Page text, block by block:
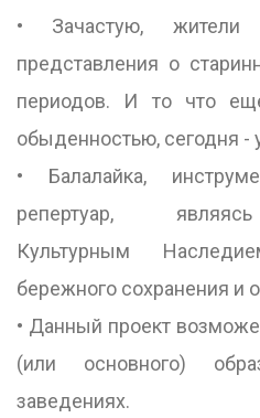
• Зачастую,
представления о
периодов. И то что
обыденностью, сегодня -
• Балалайка,
репертуар,
Культурным
бережного сохранения и
• Данный проект
(или основного)
заведениях.